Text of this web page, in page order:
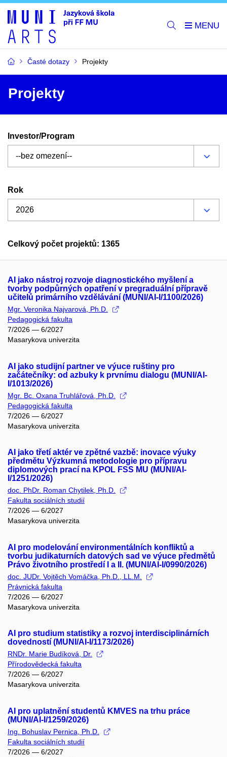
Časté dotazy Projekty
Projekty
Investor/Program
Rok
Celkový počet projektů: 1365
AI jako nástroj rozvoje diagnostického myšlení a
tvorby podpůrných opatření v pregraduální přípravě
učitelů primárního vzdělávání (MUNI/AI-I/1100/2026)
Mgr. Veronika Najvarová, Ph.D.
Pedagogická fakulta
7/2026 — 6/2027
Masarykova univerzita
AI jako studijní partner ve výuce ruštiny pro
začátečníky: od azbuky k prvnímu dialogu (MUNI/AI-
I/1013/2026)
Mgr. Bc. Oxana Truhlářová, Ph.D.
Pedagogická fakulta
7/2026 — 6/2027
Masarykova univerzita
AI jako třetí aktér ve zpětné vazbě: inovace výuky
předmětu Výzkumná metodologie pro přípravu
diplomových prací na KPOL FSS MU (MUNI/AI-
I/1251/2026)
doc. PhDr. Roman Chytilek, Ph.D.
Fakulta sociálních studií
7/2026 — 6/2027
Masarykova univerzita
AI pro modelování environmentálních konfliktů a
tvorbu judikaturních datových sad ve výuce předmětů
Právo životního prostředí I a II. (MUNI/AI-I/0990/2026)
doc. JUDr. Vojtěch Vomáčka, Ph.D., LL.M.
Právnická fakulta
7/2026 — 6/2027
Masarykova univerzita
AI pro studium statistiky a rozvoj interdisciplinárních
dovedností (MUNI/AI-I/1173/2026)
RNDr. Marie Budíková, Dr.
Přírodovědecká fakulta
7/2026 — 6/2027
Masarykova univerzita
AI pro uplatnění studentů KMVES na trhu práce
(MUNI/AI-I/1259/2026)
Ing. Bohuslav Pernica, Ph.D.
Fakulta sociálních studií
7/2026 — 6/2027